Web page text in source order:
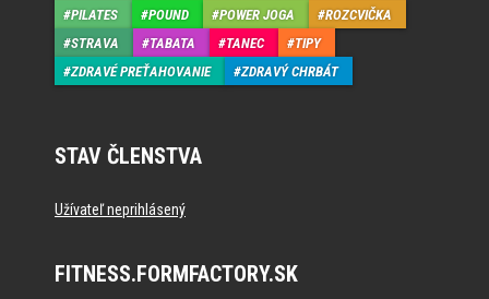
PILATES
POUND POWER JOGA
ROZCVIČKA
STRAVA
TABATA TANEC
TIPY
ZDRAVÉ PREŤAHOVANIE
ZDRAVÝ CHRBÁT
STAV ČLENSTVA
Užívateľ neprihlásený
FITNESS.FORMFACTORY.SK